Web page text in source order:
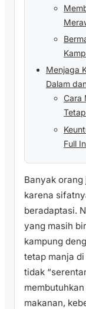
Menjaga
Dalam
Cara
Full
Banyak
karena
beradaptasi.
yang masih
kampung
tetap manja
tidak
makanan,